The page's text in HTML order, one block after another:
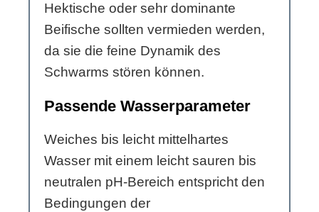
Hektische oder sehr dominante
Beifische sollten vermieden werden,
da sie die feine Dynamik des
Schwarms stören können.
Passende Wasserparameter
Weiches bis leicht mittelhartes
Wasser mit einem leicht sauren bis
neutralen pH-Bereich entspricht den
Bedingungen der